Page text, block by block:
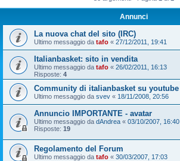
Annunci
La nuova chat del sito (IRC)
Ultimo messaggio da tafo « 27/12/2011, 19:41
Italianbasket: sito in vendita
Ultimo messaggio da tafo « 26/02/2011, 16:13
Risposte: 4
Community di italianbasket su youtube
Ultimo messaggio da svev « 18/11/2008, 20:56
Annuncio IMPORTANTE - avatar
Ultimo messaggio da dAndrea « 03/10/2007, 16:40
Risposte: 19
Regolamento del Forum
Ultimo messaggio da tafo « 30/03/2007, 17:03